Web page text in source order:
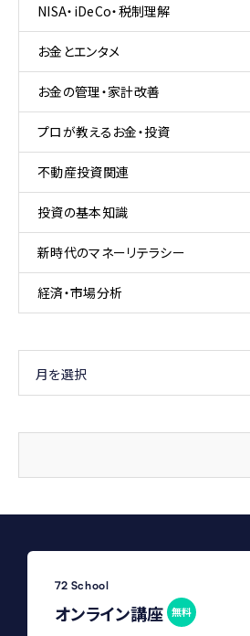
NISA・iDeCo・税制理解
お金とエンタメ
お金の管理・家計改善
プロが教えるお金・投資
不動産投資関連
投資の基本知識
新時代のマネーリテラシー
経済・市場分析
月を選択
72 School
オンライン講座 無料